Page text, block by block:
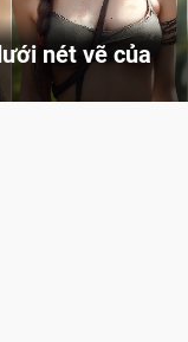
nét vẽ của